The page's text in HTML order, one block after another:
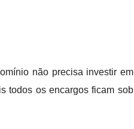
não precisa investir em
todos os encargos ficam sob